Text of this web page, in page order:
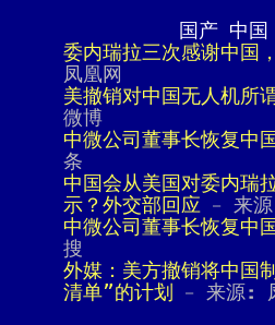
国产 中
委内瑞拉三次感谢中国
凤凰网
美撤销对中国无人机所
微博
中微公司董事长恢复中
条
中国会从美国对委内瑞
示？外交部回应 - 来源
中微公司董事长恢复中
搜
外媒：美方撤销将中国
清单”的计划
- 来源: